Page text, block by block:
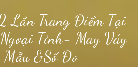
Lần Trang Điểm Tại
Tỉnh- May Váy
Mẫu &Số Đo